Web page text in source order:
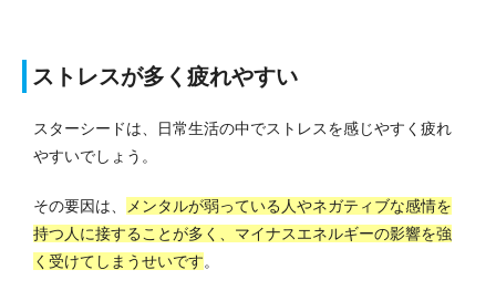
ストレスが多く疲れやすい
スターシードは、日常生活の中でストレスを感じやすく疲れ
やすいでしょう。
その要因は、
メンタルが弱っている人やネガティブな感情を
持つ人に接することが多く、マイナスエネルギーの影響を強
く受けてしまうせいです。